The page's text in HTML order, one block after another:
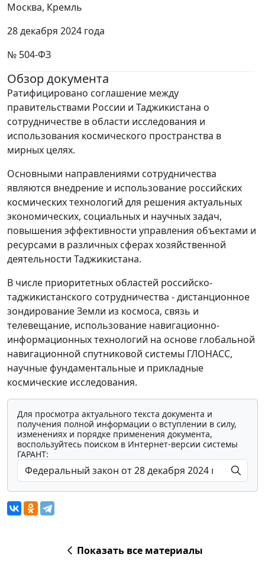
Москва, Кремль
28 декабря 2024 года
№ 504-ФЗ
Обзор документа
Ратифицировано соглашение между
правительствами России и Таджикистана о
сотрудничестве в области исследования и
использования космического пространства в
мирных целях.
Основными направлениями сотрудничества
являются внедрение и использование российских
космических технологий для решения актуальных
экономических, социальных и научных задач,
повышения эффективности управления объектами и
ресурсами в различных сферах хозяйственной
деятельности Таджикистана.
В числе приоритетных областей российско-
таджикистанского сотрудничества - дистанционное
зондирование Земли из космоса, связь и
телевещание, использование навигационно-
информационных технологий на основе глобальной
навигационной спутниковой системы ГЛОНАСС,
научные фундаментальные и прикладные
космические исследования.
Для просмотра актуального текста документа и
получения полной информации о вступлении в силу,
изменениях и порядке применения документа,
воспользуйтесь поиском в Интернет-версии системы
ГАРАНТ:
Показать все материалы